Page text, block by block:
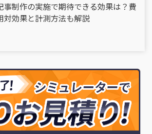
事制作の実施で期待できる効果は？費
対効果と計測方法も解説